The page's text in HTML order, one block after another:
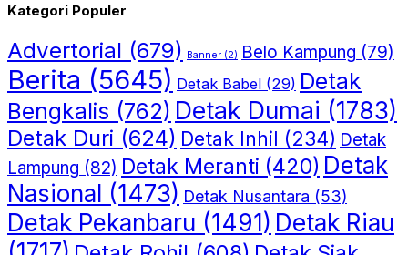
Kategori Populer
Advertorial (679) Banner (2) Belo Kampung (79)
Berita (5645) Detak Babel (29) Detak
Bengkalis (762) Detak Dumai (1783)
Detak Duri (624) Detak Inhil (234) Detak
Lampung (82) Detak Meranti (420) Detak
Nasional (1473) Detak Nusantara (53)
Detak Pekanbaru (1491) Detak Riau